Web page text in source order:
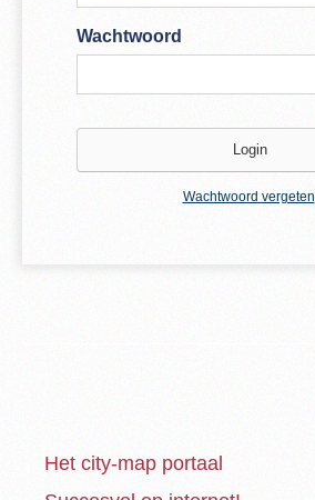
Wachtwoord
Wachtwoord vergeten
Het city-map portaal